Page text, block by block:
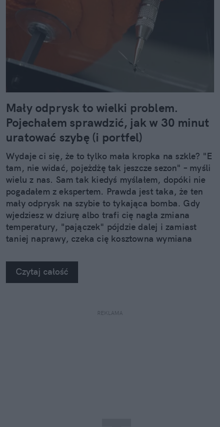
Mały odprysk to wielki problem.
Pojechałem sprawdzić, jak w 30 minut
uratować szybę (i portfel)
Wydaje ci się, że to tylko mała kropka na szkle? "E
tam, nie widać, pojeżdżę tak jeszcze sezon" – myśli
wielu z nas. Sam tak kiedyś myślałem, dopóki nie
pogadałem z ekspertem. Prawda jest taka, że ten
mały odprysk na szybie to tykająca bomba. Gdy
wjedziesz w dziurę albo trafi cię nagła zmiana
temperatury, "pajączek" pójdzie dalej i zamiast
taniej naprawy, czeka cię kosztowna wymiana
na własne oczy zobaczyć, jak profesjonaliści radzą
sobie z takimi uszkodzeniami.
Czytaj całość
REKLAMA